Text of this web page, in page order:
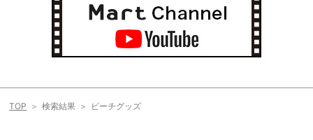
TOP 検索結果 ビーチグッズ